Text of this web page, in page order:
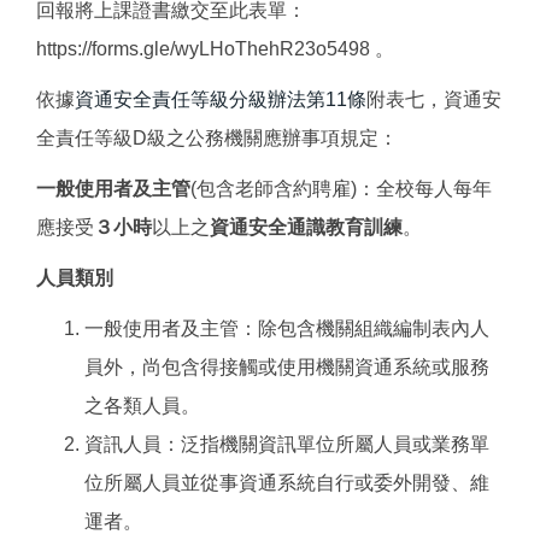
回報將上課證書繳交至此表單：
https://forms.gle/wyLHoThehR23o5498 。
依據資通安全責任等級分級辦法第11條附表七，資通安
全責任等級D級之公務機關應辦事項規定：
一般使用者及主管(包含老師含約聘雇)：全校每人每年
應接受 ３小時以上之資通安全通識教育訓練。
人員類別
一般使用者及主管：除包含機關組織編制表內人
員外，尚包含得接觸或使用機關資通系統或服務
之各類人員。
資訊人員：泛指機關資訊單位所屬人員或業務單
位所屬人員並從事資通系統自行或委外開發、維
運者。